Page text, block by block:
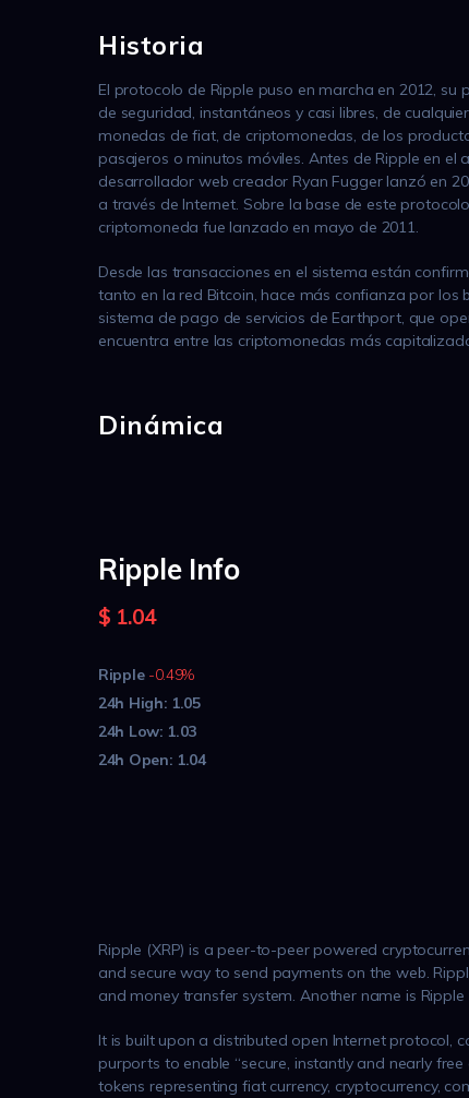
Historia
El protocolo de Ripple puso en marcha en 2012,
de seguridad, instantáneos y casi libres, de
monedas de fiat, de criptomonedas, de los
pasajeros o minutos móviles. Antes de Ripple en
desarrollador web creador Ryan Fugger lanzó en
a través de Internet. Sobre la base de este
criptomoneda fue lanzado en mayo de 2011.
Desde las transacciones en el sistema están
tanto en la red Bitcoin, hace más confianza por los
sistema de pago de servicios de Earthport, que
encuentra entre las criptomonedas más
Dinámica
Ripple Info
$ 1.04
Ripple -0.49%
24h High: 1.05
24h Low: 1.03
24h Open: 1.04
Ripple (XRP) is a peer-to-peer powered
and secure way to send payments on the web.
and money transfer system. Another name is
It is built upon a distributed open Internet protocol,
purports to enable “secure, instantly and nearly
tokens representing fiat currency, cryptocurrency,